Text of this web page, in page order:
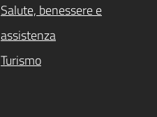
Salute, benessere e
assistenza
Turismo